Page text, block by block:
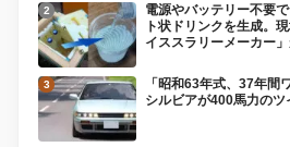
電源やバッテリー不要
ト状ドリンクを生成。
イススラリーメーカー」
「昭和63年式、37年間
シルビアが400馬力の